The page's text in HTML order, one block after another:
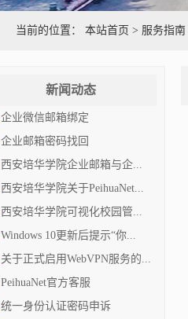
当前的位置： 本站首页 > 服务指南
新闻动态
​企业微信邮箱绑定
企业邮箱密码找回
西安培华学院企业邮箱与企...
西安培华学院关于PeihuaNet...
西安培华学院可视化校园管...
Windows 10更新后提示“你...
关于正式启用WebVPN服务的...
PeihuaNet官方客服
统一身份认证密码申诉